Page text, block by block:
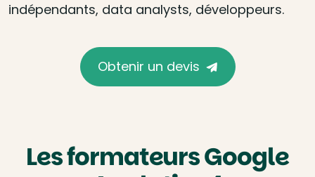
indépendants, data analysts, développeurs.
Obtenir un devis
Les formateurs Google